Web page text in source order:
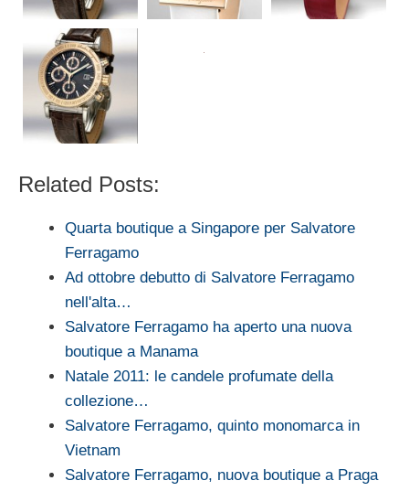
Related Posts:
Quarta boutique a Singapore per Salvatore
Ferragamo
Ad ottobre debutto di Salvatore Ferragamo
nell'alta…
Salvatore Ferragamo ha aperto una nuova
boutique a Manama
Natale 2011: le candele profumate della
collezione…
Salvatore Ferragamo, quinto monomarca in
Vietnam
Salvatore Ferragamo, nuova boutique a Praga